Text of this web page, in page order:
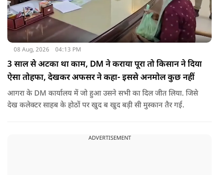
08 Aug, 2026 04:13 PM
3 साल से अटका था काम, DM ने कराया पूरा तो किसान ने दिया
ऐसा तोहफा, देखकर अफसर ने कहा- इससे अनमोल कुछ नहीं
आगरा के DM कार्यालय में जो हुआ उसने सभी का दिल जीत लिया. जिसे
देख कलेक्टर साहब के होठों पर खुद ब खुद बड़ी सी मुस्कान तैर गई.
ADVERTISEMENT